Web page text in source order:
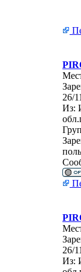
26/
Из:
26/
Из: